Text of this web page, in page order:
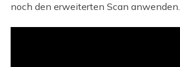
noch den erweiterten Scan anwenden.